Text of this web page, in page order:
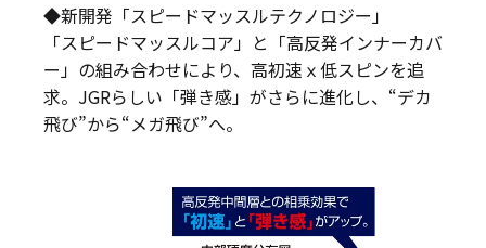
◆新開発「スピードマッスルテクノロジー」
「スピードマッスルコア」と「高反発インナーカバ
ー」の組み合わせにより、高初速ｘ低スピンを追
求。JGRらしい「弾き感」がさらに進化し、“デカ
飛び”から“メガ飛び”へ。